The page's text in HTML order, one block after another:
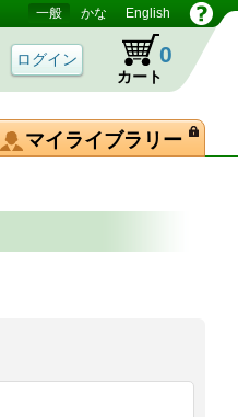
一般 かな English
カート
0
マイライブラリー